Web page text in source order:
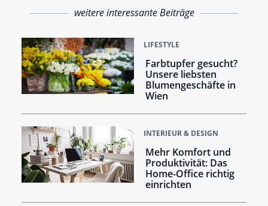
weitere interessante Beiträge
LIFESTYLE
Farbtupfer gesucht?
Unsere liebsten
Blumengeschäfte in
Wien
INTERIEUR & DESIGN
Mehr Komfort und
Produktivität: Das
Home-Office richtig
einrichten